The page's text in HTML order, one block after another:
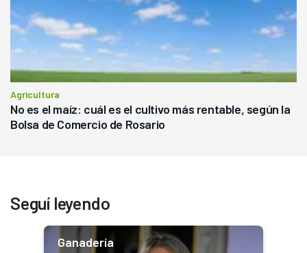
Agricultura
No es el maíz: cuál es el cultivo más rentable, según la
Bolsa de Comercio de Rosario
Seguí leyendo
Ganadería